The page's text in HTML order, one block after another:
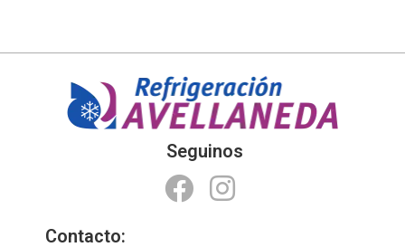
Seguinos
Contacto: